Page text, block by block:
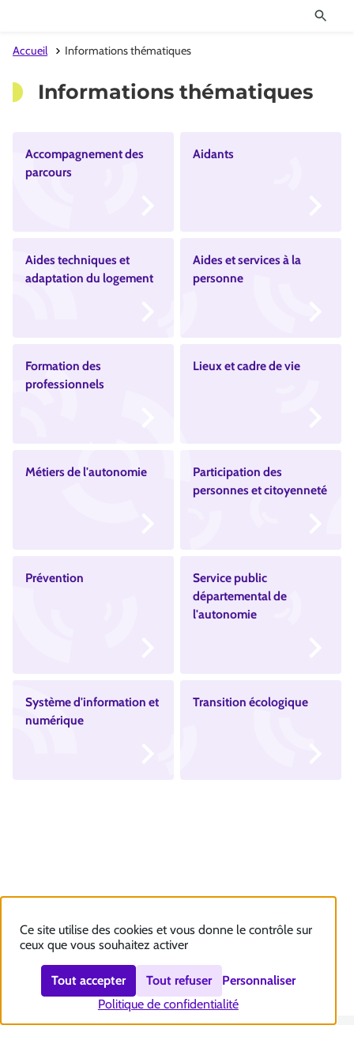
Accueil Informations thématiques
Informations thématiques
Accompagnement des
parcours
Aidants
Aides techniques et
adaptation du logement
Aides et services à la
personne
Formation des
professionnels
Lieux et cadre de vie
Métiers de l'autonomie
Participation des
personnes et citoyenneté
Prévention
Service public
départemental de
l'autonomie
Système d'information et
numérique
Transition écologique
Ce site utilise des cookies et vous donne le contrôle sur
ceux que vous souhaitez activer
Tout accepter Tout refuser
Personnaliser
Politique de confidentialité